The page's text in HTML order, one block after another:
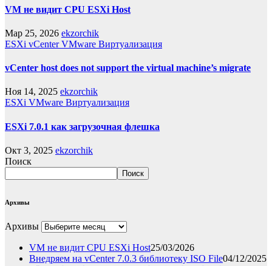
VM не видит CPU ESXi Host
Мар 25, 2026 ekzorchik
ESXi vCenterVMware Виртуализация
vCenter host does not support the virtual machine’s migrate
Ноя 14, 2025 ekzorchik
ESXi VMware Виртуализация
ESXi 7.0.1 как загрузочная флешка
Окт 3, 2025 ekzorchik
Поиск
Поиск
Архивы
Архивы
VM не видит CPU ESXi Host25/03/2026
Внедряем на vCenter 7.0.3 библиотеку ISO File04/12/2025